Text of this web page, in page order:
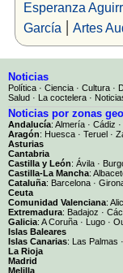
Esperanza
García | Artes
Noticias
Política · Ciencia · Cultura ·
Salud · La coctelera ·
Noticias por zonas
Andalucía: Almería · Cádiz ·
Aragón: Huesca · Teruel ·
Asturias
Cantabria
Castilla y León: Ávila ·
Castilla-La Mancha:
Cataluña: Barcelona ·
Ceuta
Comunidad Valenciana:
Extremadura: Badajoz ·
Galicia: A Coruña · Lugo ·
Islas Baleares
Islas Canarias: Las Palmas ·
La Rioja
Madrid
Melilla